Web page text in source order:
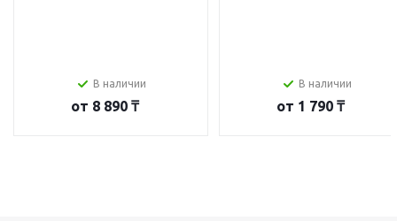
В наличии
от 8 890 ₸
В наличии
от 1 790 ₸